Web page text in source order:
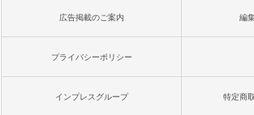
広告掲載のご案内 編
プライバシーポリシー
インプレスグループ 特定商